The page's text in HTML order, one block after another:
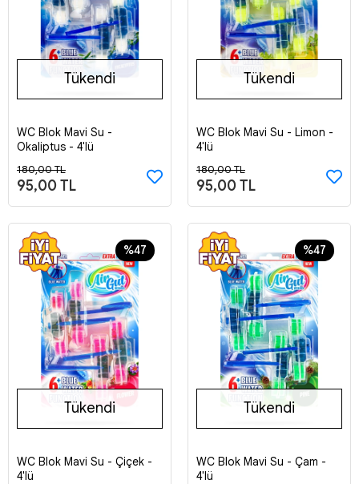
Stokta Yok
Tükendi
WC Blok Mavi Su -
Okaliptus - 4'lü
180,00 TL
95,00 TL
Stokta Yok
Tükendi
WC Blok Mavi Su - Limon -
4'lü
180,00 TL
95,00 TL
%47
Stokta Yok
Tükendi
WC Blok Mavi Su - Çiçek -
4'lü
%47
Stokta Yok
Tükendi
WC Blok Mavi Su - Çam -
4'lü